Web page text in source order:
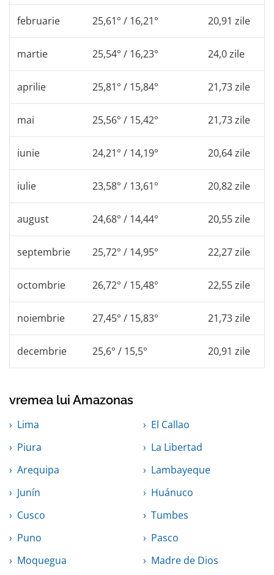
februarie 25,61° / 16,21° 20,91 zile
martie 25,54° / 16,23° 24,0 zile
aprilie 25,81° / 15,84° 21,73 zile
mai 25,56° / 15,42° 21,73 zile
iunie 24,21° / 14,19° 20,64 zile
iulie 23,58° / 13,61° 20,82 zile
august 24,68° / 14,44° 20,55 zile
septembrie 25,72° / 14,95° 22,27 zile
octombrie 26,72° / 15,48° 22,55 zile
noiembrie 27,45° / 15,83° 21,73 zile
decembrie 25,6° / 15,5° 20,91 zile
vremea lui Amazonas
Lima
El Callao
Piura
La Libertad
Arequipa
Lambayeque
Junín
Huánuco
Cusco
Tumbes
Puno
Pasco
Moquegua
Madre de Dios